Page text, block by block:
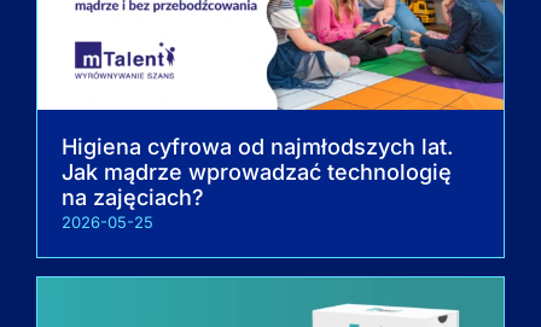
Higiena cyfrowa od najmłodszych lat.
Jak mądrze wprowadzać technologię
na zajęciach?
2026-05-25